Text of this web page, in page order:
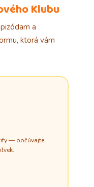
Klubu
a
ktorá vám
— počúvajte